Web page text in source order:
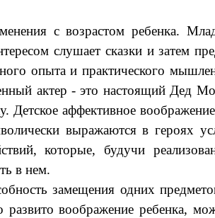
с возрастом ребенка.
слушает сказки и затем
опыта и практического
актер - это настоящий Дед
Детское аффективное
выражаются в
которые, будучи
в нем.
замещения одних
воображение ребенка,